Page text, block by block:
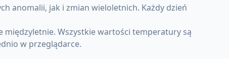
anomalii, jak i zmian wieloletnich. Każdy dzień
Wszystkie wartości temperatury są
w przeglądarce.